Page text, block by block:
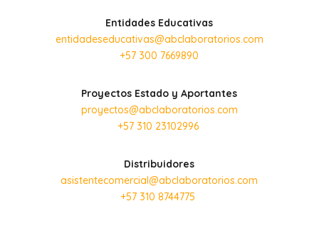
Entidades Educativas
entidadeseducativas@abclaboratorios.com
+57 300 7669890
Proyectos Estado y Aportantes
proyectos@abclaboratorios.com
+57 310 23102996
Distribuidores
asistentecomercial@abclaboratorios.com
+57 310 8744775